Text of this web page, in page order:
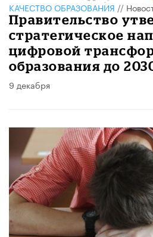
КАЧЕСТВО ОБРАЗОВАНИЯ //
Правительство
стратегическое
цифровой
образования до
9 декабря